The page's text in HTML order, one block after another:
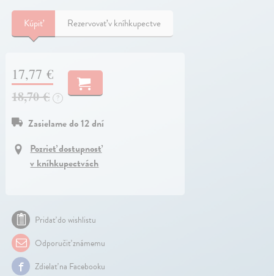
Kúpiť Rezervovať v kníhkupectve
17,77 €
18,70 € ?
Zasielame do 12 dní
Pozrieť dostupnosť
v kníhkupectvách
Pridať do wishlistu
Odporučiť známemu
Zdielať na Facebooku